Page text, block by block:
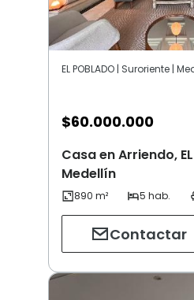
EL POBLADO | Suroriente |
$60.000.000
Casa en Arriendo, EL
Medellín
Contactar